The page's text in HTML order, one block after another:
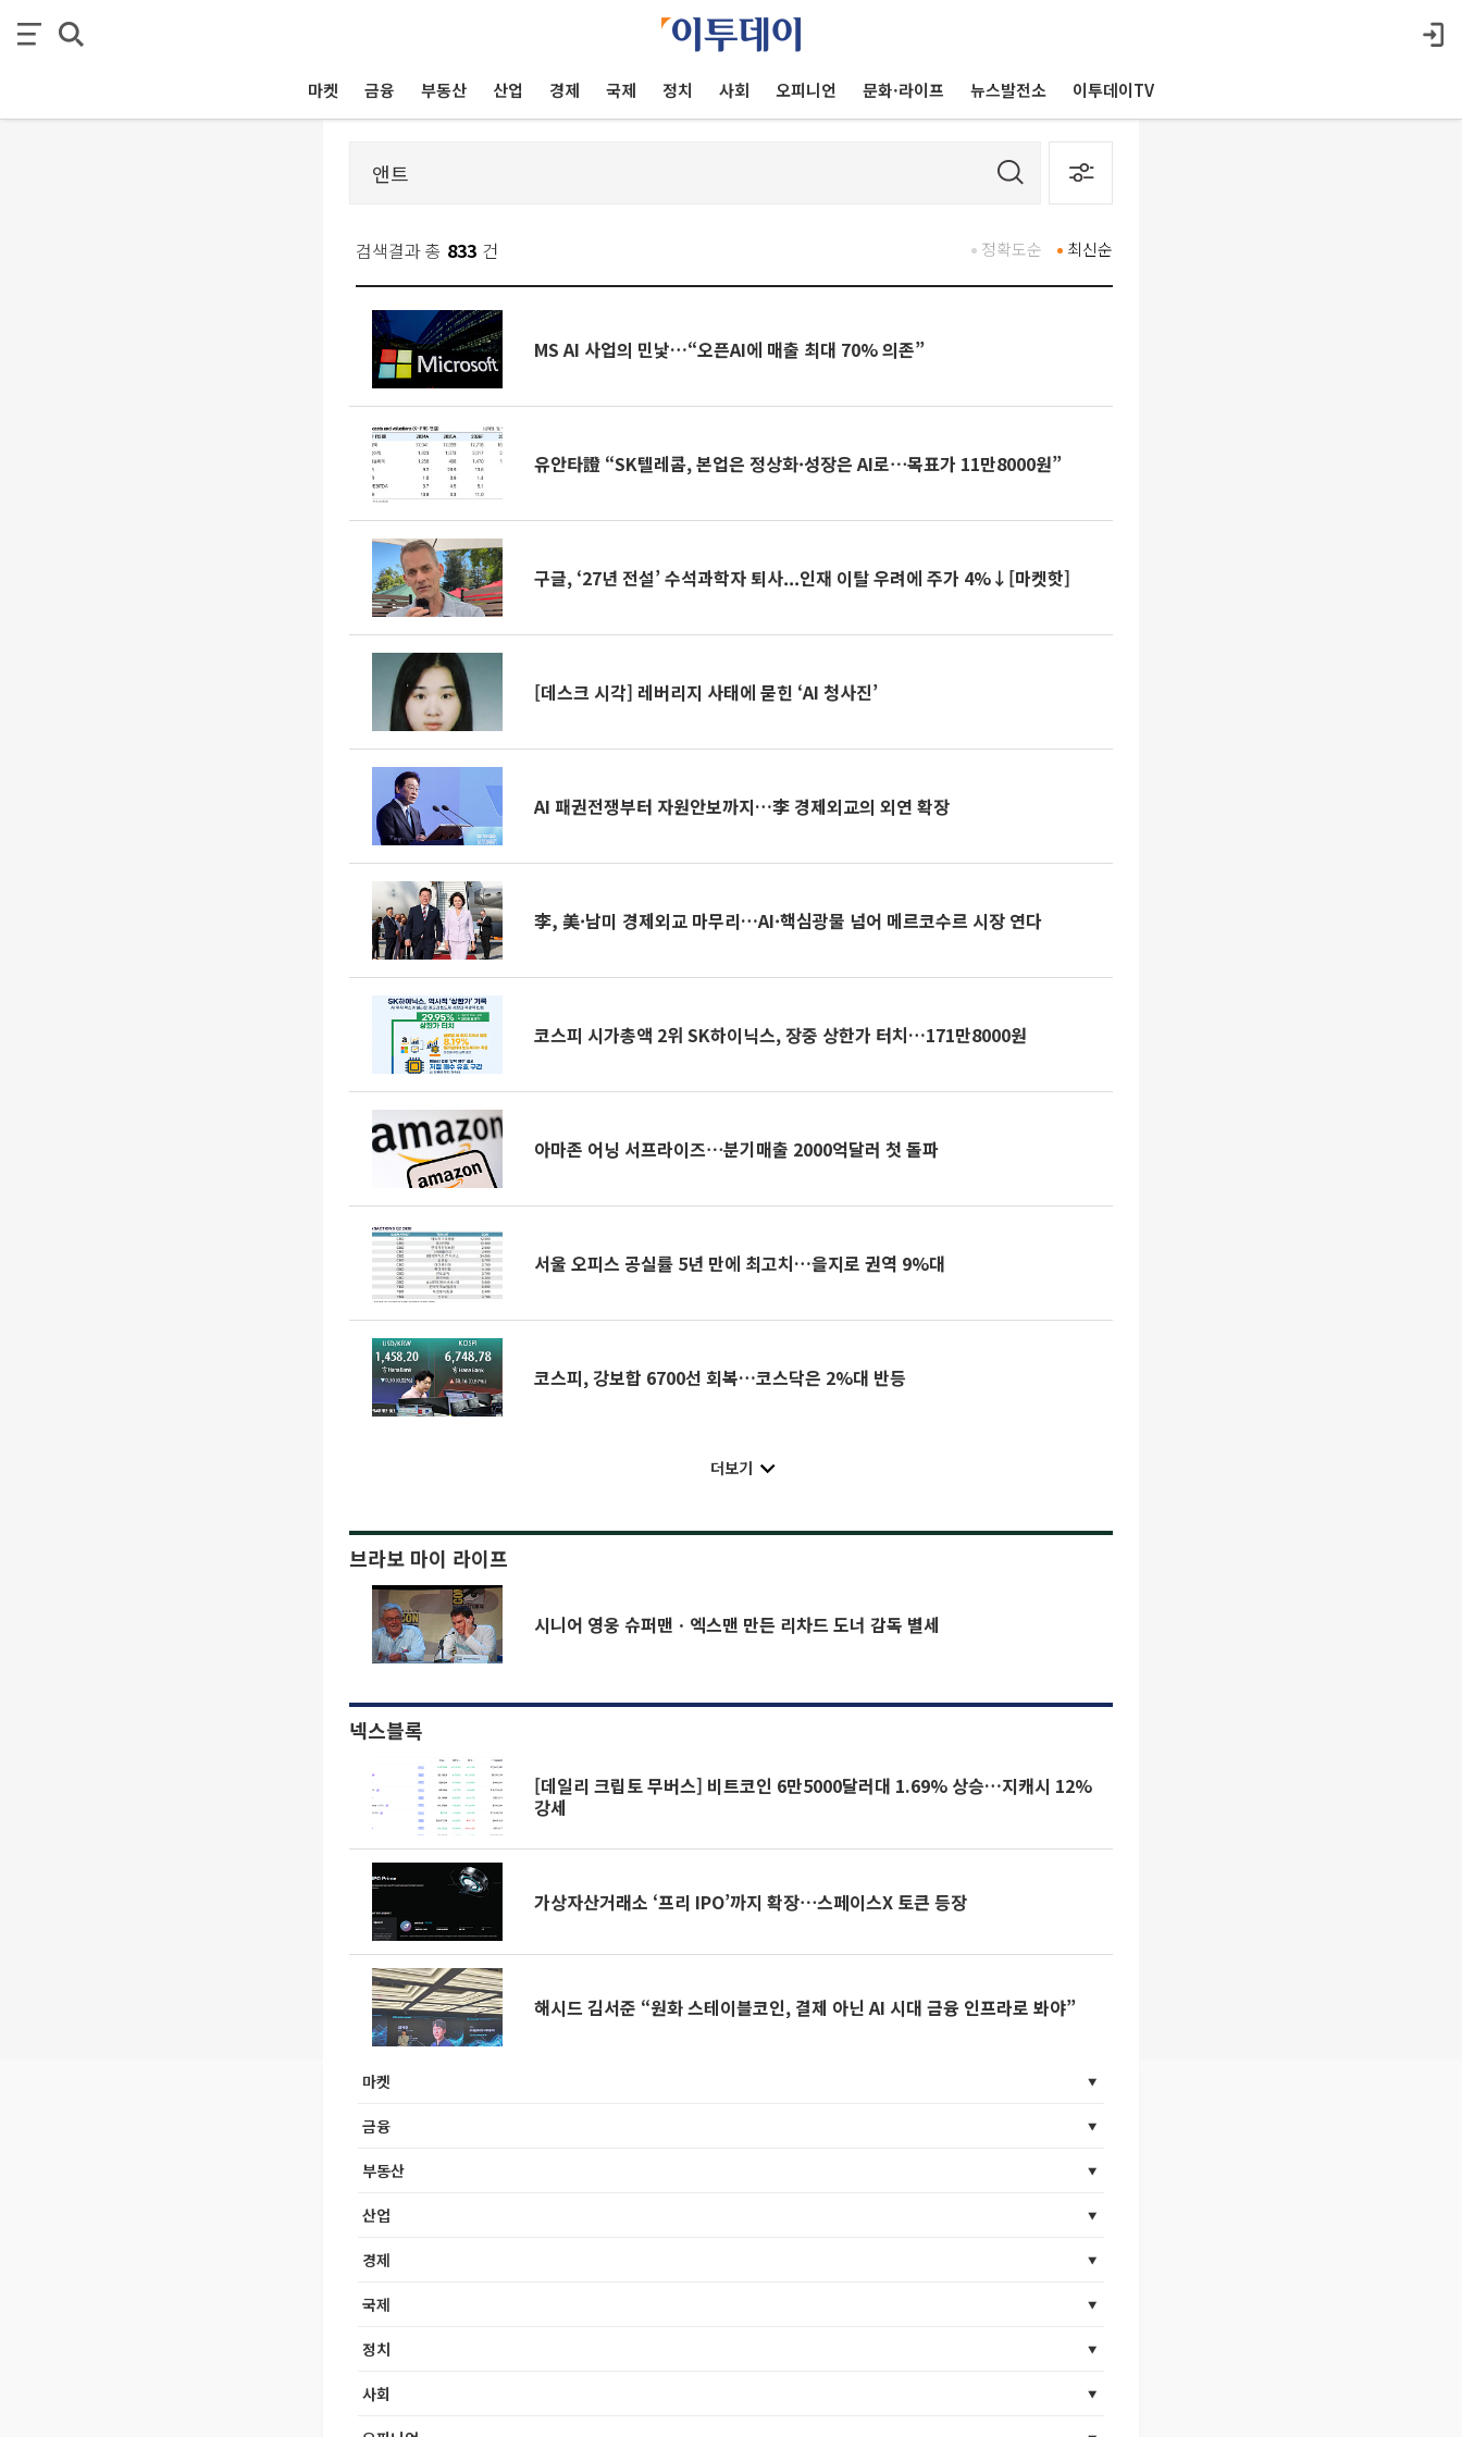
마켓 금융 부동산 산업 경제 국제 정치 사회 오피니언 문화·라이프 뉴스발전소 이투데이TV
검색결과 총 833 건 최신순
정확도순
MS AI 사업의 민낯…“오픈AI에 매출 최대 70% 의존”
유안타證 “SK텔레콤, 본업은 정상화·성장은 AI로⋯목표가 11만8000원”
구글, ‘27년 전설’ 수석과학자 퇴사...인재 이탈 우려에 주가 4%↓[마켓핫]
[데스크 시각] 레버리지 사태에 묻힌 ‘AI 청사진’
AI 패권전쟁부터 자원안보까지…李 경제외교의 외연 확장
李, 美·남미 경제외교 마무리…AI·핵심광물 넘어 메르코수르 시장 연다
코스피 시가총액 2위 SK하이닉스, 장중 상한가 터치…171만8000원
아마존 어닝 서프라이즈⋯분기매출 2000억달러 첫 돌파
서울 오피스 공실률 5년 만에 최고치…을지로 권역 9%대
코스피, 강보합 6700선 회복…코스닥은 2%대 반등
더보기
브라보 마이 라이프
시니어 영웅 슈퍼맨ㆍ엑스맨 만든 리차드 도너 감독 별세
넥스블록
[데일리 크립토 무버스] 비트코인 6만5000달러대 1.69% 상승…지캐시 12%
강세
가상자산거래소 ‘프리 IPO’까지 확장⋯스페이스X 토큰 등장
해시드 김서준 “원화 스테이블코인, 결제 아닌 AI 시대 금융 인프라로 봐야”
마켓
금융
부동산
산업
경제
국제
정치
사회